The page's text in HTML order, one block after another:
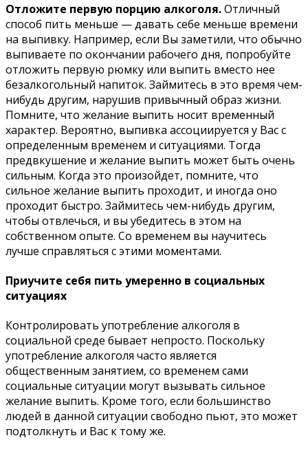
Отложите первую порцию алкоголя.Отличный
способ пить меньше — давать себе меньше времени
на выпивку. Например, если Вы заметили, что обычно
выпиваете по окончании рабочего дня, попробуйте
отложить первую рюмку или выпить вместо нее
безалкогольный напиток. Займитесь в это время чем-
нибудь другим, нарушив привычный образ жизни.
Помните, что желание выпить носит временный
характер. Вероятно, выпивка ассоциируется у Вас с
определенным временем и ситуациями. Тогда
предвкушение и желание выпить может быть очень
сильным. Когда это произойдет, помните, что
сильное желание выпить проходит, и иногда оно
проходит быстро. Займитесь чем-нибудь другим,
чтобы отвлечься, и вы убедитесь в этом на
собственном опыте. Со временем вы научитесь
лучше справляться с этими моментами.
Приучите себя пить умеренно в социальных
ситуациях
Контролировать употребление алкоголя в
социальной среде бывает непросто. Поскольку
употребление алкоголя часто является
общественным занятием, со временем сами
социальные ситуации могут вызывать сильное
желание выпить. Кроме того, если большинство
людей в данной ситуации свободно пьют, это может
подтолкнуть и Вас к тому же.